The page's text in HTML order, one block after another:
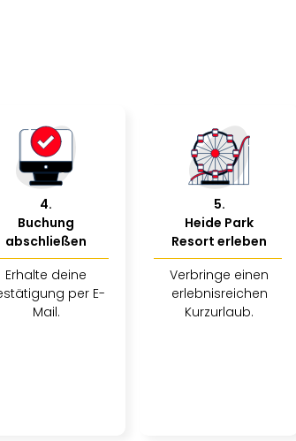
4.
Buchung
abschließen
Erhalte deine
per E-
Mail.
5.
Heide Park
Resort erleben
Verbringe einen
erlebnisreichen
Kurzurlaub.